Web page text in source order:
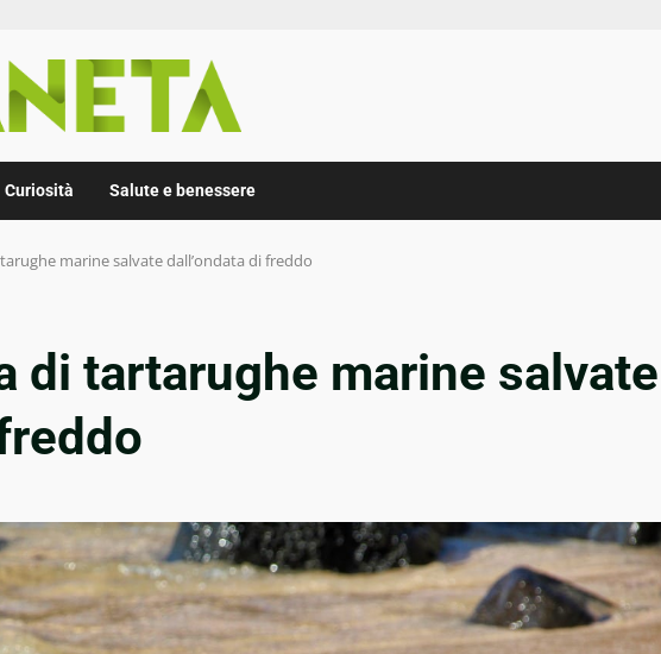
Curiosità Salute e benessere
marine salvate dall’ondata di freddo
di tartarughe marine salvate